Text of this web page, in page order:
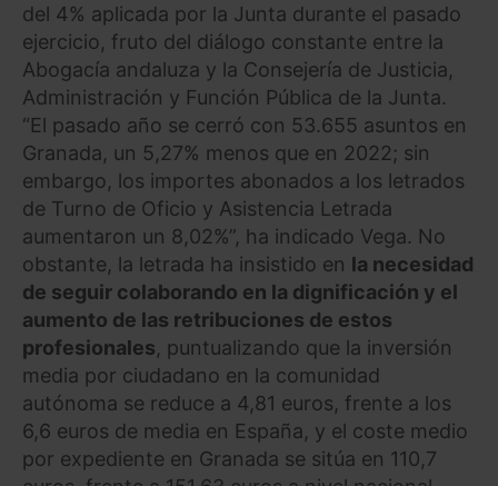
del 4% aplicada por la Junta durante el pasado
ejercicio, fruto del diálogo constante entre la
Abogacía andaluza y la Consejería de Justicia,
Administración y Función Pública de la Junta.
“El pasado año se cerró con 53.655 asuntos en
Granada, un 5,27% menos que en 2022; sin
embargo, los importes abonados a los letrados
de Turno de Oficio y Asistencia Letrada
aumentaron un 8,02%”, ha indicado Vega. No
obstante, la letrada ha insistido en la necesidad
de seguir colaborando en la dignificación y el
aumento de las retribuciones de estos
profesionales, puntualizando que la inversión
media por ciudadano en la comunidad
autónoma se reduce a 4,81 euros, frente a los
6,6 euros de media en España, y el coste medio
por expediente en Granada se sitúa en 110,7